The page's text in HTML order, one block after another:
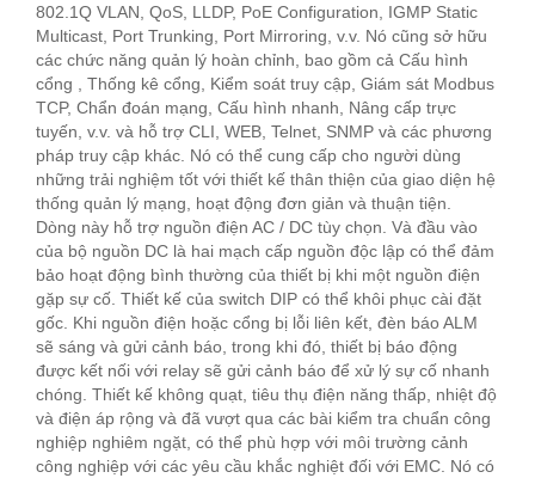
802.1Q VLAN, QoS, LLDP, PoE Configuration, IGMP Static
Multicast, Port Trunking, Port Mirroring, v.v. Nó cũng sở hữu
các chức năng quản lý hoàn chỉnh, bao gồm cả Cấu hình
cổng , Thống kê cổng, Kiểm soát truy cập, Giám sát Modbus
TCP, Chẩn đoán mạng, Cấu hình nhanh, Nâng cấp trực
tuyến, v.v. và hỗ trợ CLI, WEB, Telnet, SNMP và các phương
pháp truy cập khác. Nó có thể cung cấp cho người dùng
những trải nghiệm tốt với thiết kế thân thiện của giao diện hệ
thống quản lý mạng, hoạt động đơn giản và thuận tiện.
Dòng này hỗ trợ nguồn điện AC / DC tùy chọn. Và đầu vào
của bộ nguồn DC là hai mạch cấp nguồn độc lập có thể đảm
bảo hoạt động bình thường của thiết bị khi một nguồn điện
gặp sự cố. Thiết kế của switch DIP có thể khôi phục cài đặt
gốc. Khi nguồn điện hoặc cổng bị lỗi liên kết, đèn báo ALM
sẽ sáng và gửi cảnh báo, trong khi đó, thiết bị báo động
được kết nối với relay sẽ gửi cảnh báo để xử lý sự cố nhanh
chóng. Thiết kế không quạt, tiêu thụ điện năng thấp, nhiệt độ
và điện áp rộng và đã vượt qua các bài kiểm tra chuẩn công
nghiệp nghiêm ngặt, có thể phù hợp với môi trường cảnh
công nghiệp với các yêu cầu khắc nghiệt đối với EMC. Nó có